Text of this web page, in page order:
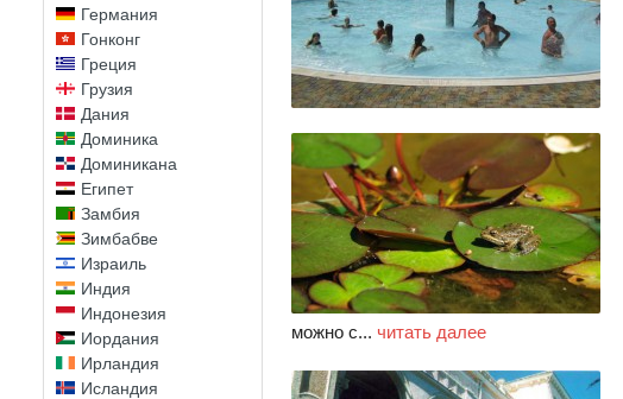
Германия
Гонконг
Греция
Грузия
Дания
Доминика
Доминикана
Египет
Замбия
Зимбабве
Израиль
Индия
Индонезия
Иордания
Ирландия
Исландия
можно с... читать далее